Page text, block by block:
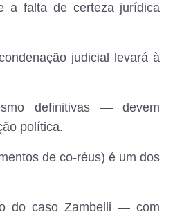
a falta de certeza jurídica
judicial levará à
definitivas — devem
política.
de co-réus) é um dos
do caso Zambelli — com